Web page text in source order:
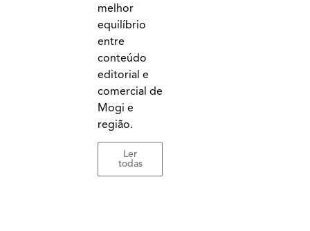
melhor
equilíbrio
entre
conteúdo
editorial e
comercial de
Mogi e
região.
Ler
todas